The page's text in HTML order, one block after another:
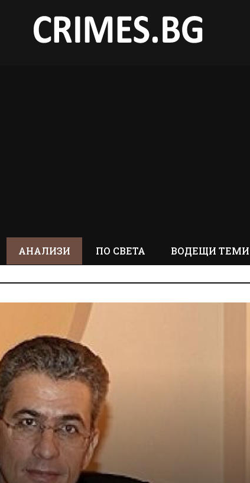
АНАЛИЗИ ПО СВЕТА ВОДЕЩИ ТЕМИ